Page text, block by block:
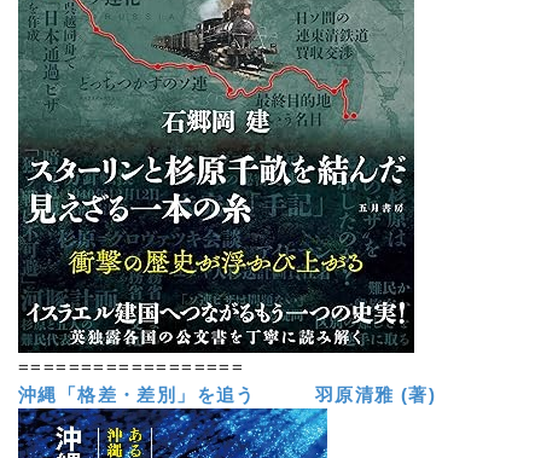
==================
沖縄「格差・差別」を追う 羽原清雅 (著)